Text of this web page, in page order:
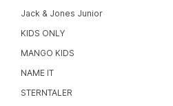
Jack & Jones Junior
KIDS ONLY
MANGO KIDS
NAME IT
STERNTALER